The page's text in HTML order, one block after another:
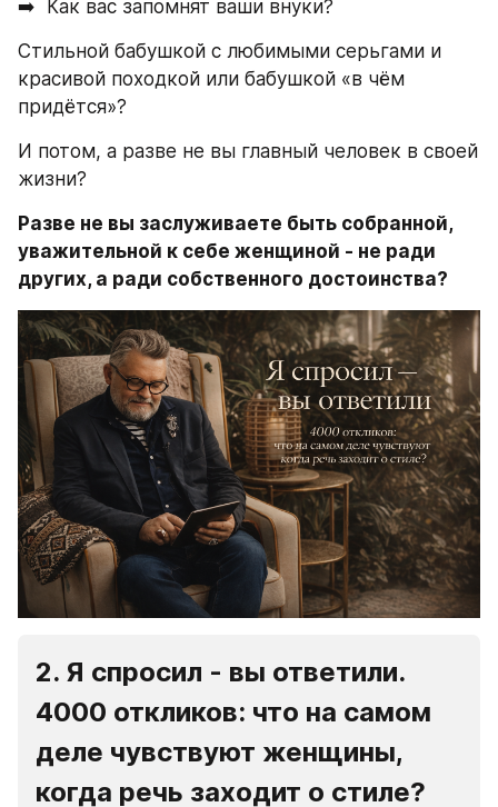
➡️  Как вас запомнят ваши внуки?
Стильной бабушкой с любимыми серьгами и
красивой походкой или бабушкой «в чём
придётся»?
И потом, а разве не вы главный человек в своей
жизни?
Разве не вы заслуживаете быть собранной,
уважительной к себе женщиной - не ради
других, а ради собственного достоинства?
2. Я спросил - вы ответили.
4000 откликов: что на самом
деле чувствуют женщины,
когда речь заходит о стиле?